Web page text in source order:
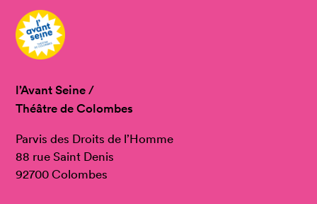
l’Avant Seine /
Théâtre de Colombes
Parvis des Droits de l’Homme
88 rue Saint Denis
92700 Colombes